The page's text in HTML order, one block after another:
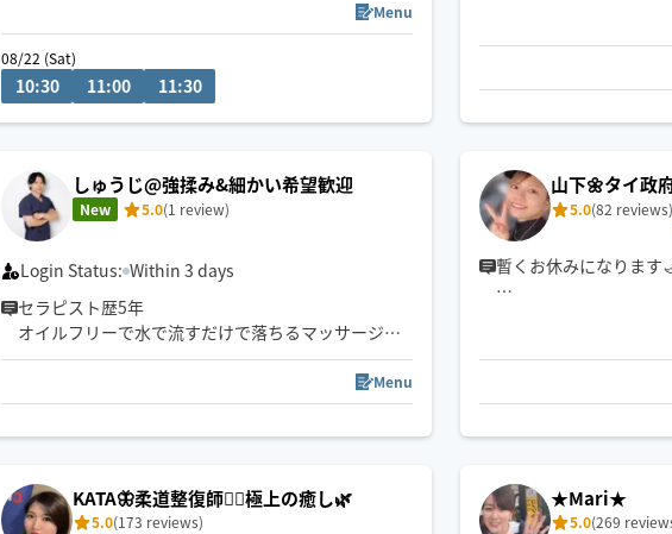
基本的に土曜日昼間、名古屋市南部周辺で活動して
います😊
港区出発です。
夕方）、お問い合わせいただけますと幸いです☺️
Menu
08/22 (Sat)
10:30 11:00 11:30
を選べます（アレル
🌿簡易式ベッド（畳2
です。ご希望の場合は
さい✨
しゅうじ@強揉み&細かい希望歓迎
New 5.0(1 review)
Login Status: Within 3 days
セラピスト歴5年
オイルフリーで水で流すだけで落ちるマッサージリ
キッド使用。
基本的に9:30〜19:30活動してます。
張って応えたいと思ってます。
Menu
山下🌼タイ政
ラクター🇹🇭
5.0(82 reviews)
暫くお休みになります
📍 名古屋市外へのご
【 保有資格📚 】
・整体/つぼ/リンパケア
KATA🦋柔道整復師💁‍♀️極上の癒し🌿
5.0(173 reviews)
★Mari★
5.0(269